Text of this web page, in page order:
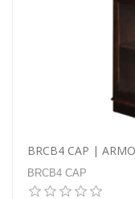
BRCB4 CAP |
BRCB4 CAP